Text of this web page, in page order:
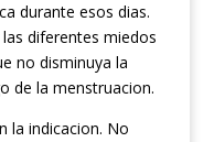
durante esos dias.
diferentes miedos
no disminuya la
de la menstruacion.
la indicacion. No